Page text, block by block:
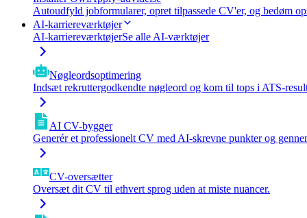
Autoudfyld jobformularer, opret tilpassede CV'er, og bedøm
AI-karriereværktøjer
AI-karriereværktøjerSe alle AI-værktøjer
Nøgleordsoptimering
Indsæt rekruttergodkendte nøgleord og kom til tops i ATS-
AI CV-bygger
Generér et professionelt CV med AI-skrevne punkter og
CV-oversætter
Oversæt dit CV til ethvert sprog uden at miste nuancer.